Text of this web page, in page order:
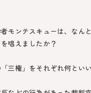
モンテスキューは、なん
唱えましたか？
「三権」をそれぞれ何とい